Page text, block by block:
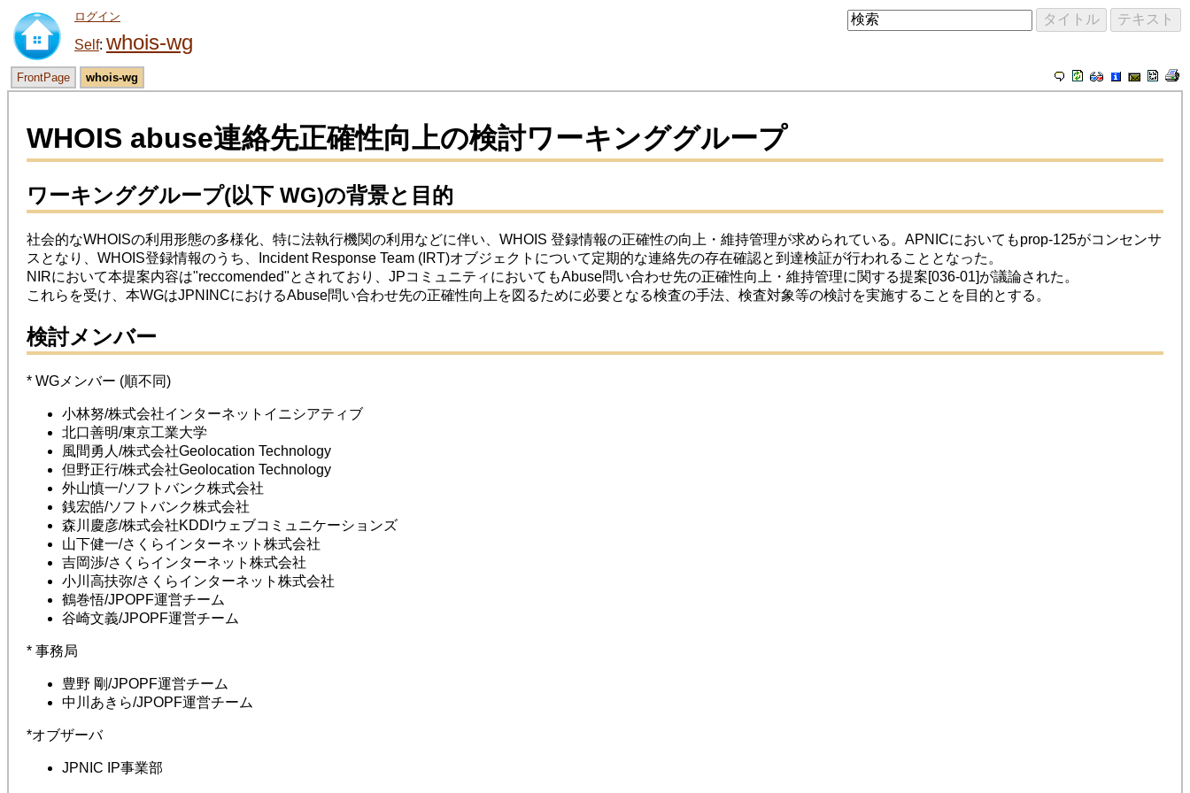
ログイン
Self whois-wg
FrontPage whois-wg
WHOIS abuse連絡先正確性向上の検討ワーキンググループ
ワーキンググループ(以下 WG)の背景と目的
社会的なWHOISの利用形態の多様化、特に法執行機関の利用などに伴い、WHOIS 登録情報の正確性の向上・維持管理が求められている。APNICにおいてもprop-125がコンセンサ
スとなり、WHOIS登録情報のうち、Incident Response Team (IRT)オブジェクトについて定期的な連絡先の存在確認と到達検証が行われることとなった。
NIRにおいて本提案内容は"reccomended"とされており、JPコミュニティにおいてもAbuse問い合わせ先の正確性向上・維持管理に関する提案[036-01]が議論された。
これらを受け、本WGはJPNINCにおけるAbuse問い合わせ先の正確性向上を図るために必要となる検査の手法、検査対象等の検討を実施することを目的とする。
検討メンバー
* WGメンバー (順不同)
小林努/株式会社インターネットイニシアティブ
北口善明/東京工業大学
風間勇人/株式会社Geolocation Technology
但野正行/株式会社Geolocation Technology
外山慎一/ソフトバンク株式会社
銭宏皓/ソフトバンク株式会社
森川慶彦/株式会社KDDIウェブコミュニケーションズ
山下健一/さくらインターネット株式会社
吉岡渉/さくらインターネット株式会社
小川高扶弥/さくらインターネット株式会社
鶴巻悟/JPOPF運営チーム
谷崎文義/JPOPF運営チーム
* 事務局
豊野 剛/JPOPF運営チーム
中川あきら/JPOPF運営チーム
*オブザーバ
JPNIC IP事業部